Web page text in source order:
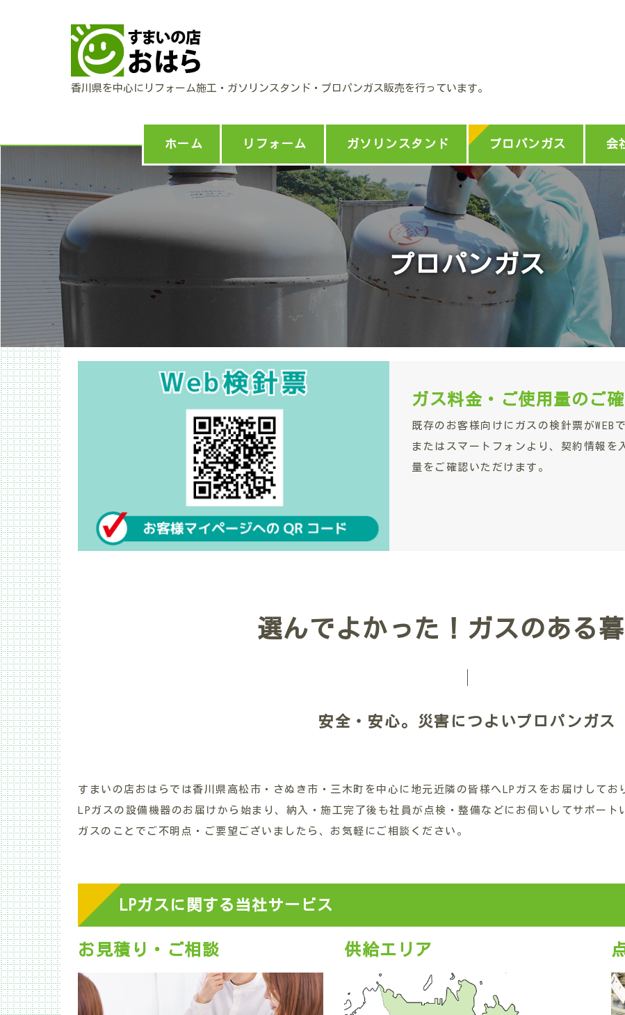
香川県を中心にリフォーム施工・ガソリンスタンド・プロパンガス販売を行っています。
ホーム リフォーム ガソリンスタンド プロパンガス 会
プロパンガス
ガス料金・ご使用量のご
既存のお客様向けにガスの検針票が
またはスマートフォンより、契約情報
量をご確認いただけます。
選んでよかった！ガスのある
安全・安心。災害につよいプロパンガス
すまいの店おはらでは香川県高松市・さぬき市・三木町を中心に地元近隣の皆様へLPガスをお届けしてお
LPガスの設備機器のお届けから始まり、納入・施工完了後も社員が点検・整備などにお伺いしてサポート
ガスのことでご不明点・ご要望ございましたら、お気軽にご相談ください。
LPガスに関する当社サービス
お見積り・ご相談 供給エリア